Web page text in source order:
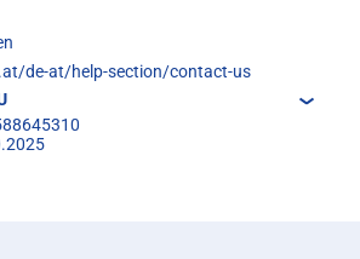
de-at/help-section/contact-us